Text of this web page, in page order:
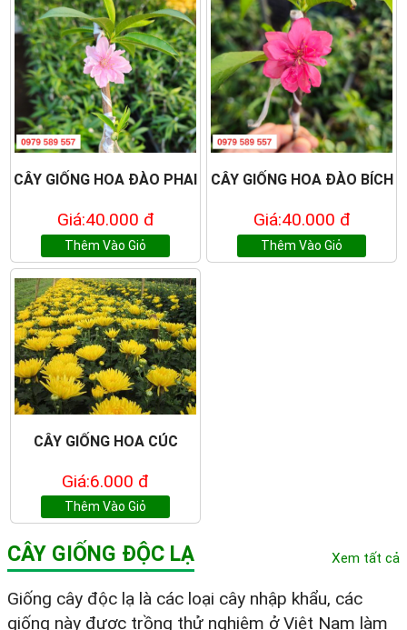
CÂY GIỐNG HOA ĐÀO PHAI
Giá:40.000 đ
Thêm Vào Giỏ
CÂY GIỐNG HOA ĐÀO BÍCH
Giá:40.000 đ
Thêm Vào Giỏ
CÂY GIỐNG HOA CÚC
Giá:6.000 đ
Thêm Vào Giỏ
CÂY GIỐNG ĐỘC LẠ Xem tất cả
Giống cây độc lạ là các loại cây nhập khẩu, các
giống này được trồng thử nghiệm ở Việt Nam làm